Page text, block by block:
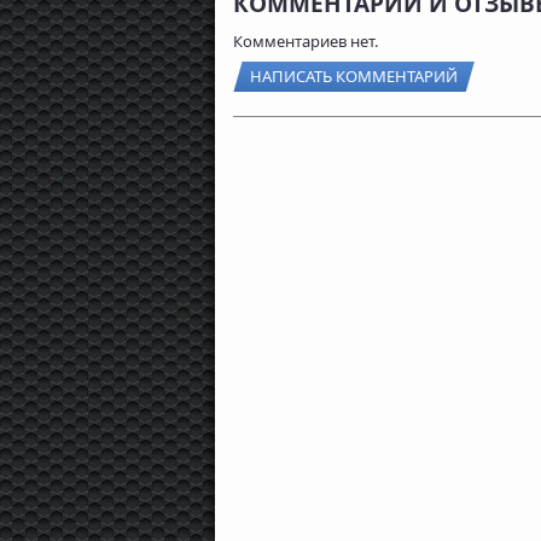
Комментариев нет.
НАПИСАТЬ КОММЕНТАРИЙ